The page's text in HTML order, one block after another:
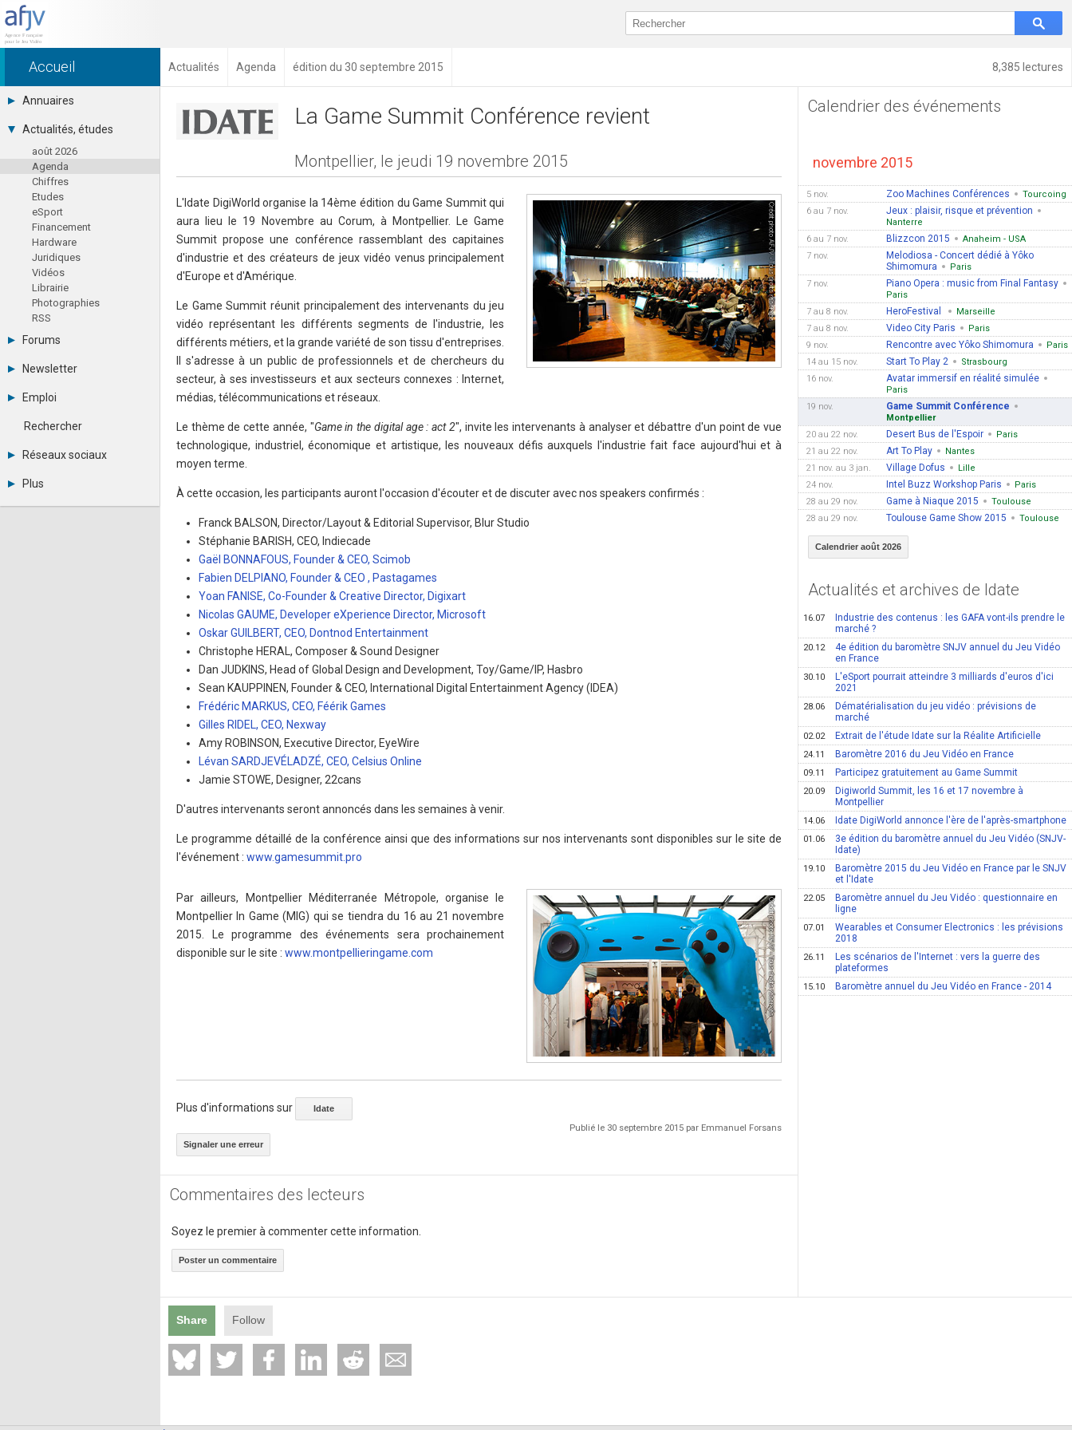
8,385 lectures
Accueil Actualités Agenda édition du 30 septembre 2015
Annuaires
Toutes les sociétés (691)
Studios (418)
Editeurs (49)
Distributeurs (16)
Hard. / Accessoires (10)
Middlewares (15)
Prestataires (99)
Assoc. / Syndicats (21)
Formations / Ecoles (46)
Presse spécialisée (17)
Actualités, études
août 2026
Agenda
Chiffres
Etudes
eSport
Financement
Hardware
Juridiques
Vidéos
Librairie
Photographies
RSS
Forums
Tous les forums
Se connecter
Messages privés
Contacter un modérateur
Newsletter
Archives
Abonnement
Emploi
Consulter les annonces
Observatoire de l'emploi
Rechercher
Réseaux sociaux
LinkedIn
Plus
Annonceurs
La Game Summit Conférence revient
Montpellier, le jeudi 19 novembre 2015
L'Idate DigiWorld organise la 14ème édition du Game Summit qui
aura lieu le 19 Novembre au Corum, à Montpellier. Le Game
Summit propose une conférence rassemblant des capitaines
d'industrie et des créateurs de jeux vidéo venus principalement
d'Europe et d'Amérique.
Le Game Summit réunit principalement des intervenants du jeu
vidéo représentant les différents segments de l'industrie, les
différents métiers, et la grande variété de son tissu d'entreprises.
Il s'adresse à un public de professionnels et de chercheurs du
secteur, à ses investisseurs et aux secteurs connexes : Internet,
médias, télécommunications et réseaux.
Le thème de cette année, "Game in the digital age : act 2", invite les intervenants à analyser et débattre d'un point de vue
technologique, industriel, économique et artistique, les nouveaux défis auxquels l'industrie fait face aujourd'hui et à
moyen terme.
À cette occasion, les participants auront l'occasion d'écouter et de discuter avec nos speakers confirmés :
Franck BALSON, Director/Layout & Editorial Supervisor, Blur Studio
Stéphanie BARISH, CEO, Indiecade
Gaël BONNAFOUS, Founder & CEO, Scimob
Fabien DELPIANO, Founder & CEO , Pastagames
Yoan FANISE, Co-Founder & Creative Director, Digixart
Nicolas GAUME, Developer eXperience Director, Microsoft
Oskar GUILBERT, CEO, Dontnod Entertainment
Christophe HERAL, Composer & Sound Designer
Dan JUDKINS, Head of Global Design and Development, Toy/Game/IP, Hasbro
Sean KAUPPINEN, Founder & CEO, International Digital Entertainment Agency (IDEA)
Frédéric MARKUS, CEO, Féérik Games
Gilles RIDEL, CEO, Nexway
Amy ROBINSON, Executive Director, EyeWire
Lévan SARDJEVÉLADZÉ, CEO, Celsius Online
Jamie STOWE, Designer, 22cans
D'autres intervenants seront annoncés dans les semaines à venir.
Le programme détaillé de la conférence ainsi que des informations sur nos intervenants sont disponibles sur le site de
l'événement : www.gamesummit.pro
Par ailleurs, Montpellier Méditerranée Métropole, organise le
Montpellier In Game (MIG) qui se tiendra du 16 au 21 novembre
2015. Le programme des événements sera prochainement
disponible sur le site : www.montpellieringame.com
Plus d'informations sur Idate
Publié le 30 septembre 2015 par Emmanuel Forsans
Signaler une erreur
Commentaires des lecteurs
Soyez le premier à commenter cette information.
Poster un commentaire
Calendrier des événements
novembre 2015
5 nov. Zoo Machines Conférences
Tourcoing
6 au 7 nov.
Jeux : plaisir, risque et prévention
Nanterre
6 au 7 nov.
Blizzcon 2015
Anaheim - USA
7 nov.
Melodiosa - Concert dédié à Yôko
Shimomura
Paris
7 nov.
Piano Opera : music from Final Fantasy
Paris
7 au 8 nov.
HeroFestival
Marseille
7 au 8 nov.
Video City Paris
Paris
9 nov.
Rencontre avec Yôko Shimomura
Paris
14 au 15 nov.
Start To Play 2
Strasbourg
16 nov.
Avatar immersif en réalité simulée
Paris
19 nov.
Game Summit Conférence
Montpellier
20 au 22 nov.
Desert Bus de l'Espoir
Paris
21 au 22 nov.
Art To Play
Nantes
21 nov. au 3 jan.
Village Dofus
Lille
24 nov.
Intel Buzz Workshop Paris
Paris
28 au 29 nov.
Game à Niaque 2015
Toulouse
28 au 29 nov.
Toulouse Game Show 2015 Toulouse
Calendrier août 2026
Actualités et archives de Idate
16.07
Industrie des contenus : les GAFA vont-ils prendre le
marché ?
20.12
4e édition du baromètre SNJV annuel du Jeu Vidéo
en France
30.10
L'eSport pourrait atteindre 3 milliards d'euros d'ici
2021
28.06
Dématérialisation du jeu vidéo : prévisions de
marché
02.02 Extrait de l'étude Idate sur la Réalite Artificielle
24.11 Baromètre 2016 du Jeu Vidéo en France
09.11 Participez gratuitement au Game Summit
20.09
Digiworld Summit, les 16 et 17 novembre à
Montpellier
14.06 Idate DigiWorld annonce l'ère de l'après-smartphone
01.06
3e édition du baromètre annuel du Jeu Vidéo (SNJV-
Idate)
19.10
Baromètre 2015 du Jeu Vidéo en France par le SNJV
et l'Idate
22.05
Baromètre annuel du Jeu Vidéo : questionnaire en
ligne
07.01
Wearables et Consumer Electronics : les prévisions
2018
26.11
Les scénarios de l'Internet : vers la guerre des
plateformes
15.10 Baromètre annuel du Jeu Vidéo en France - 2014
Share Follow